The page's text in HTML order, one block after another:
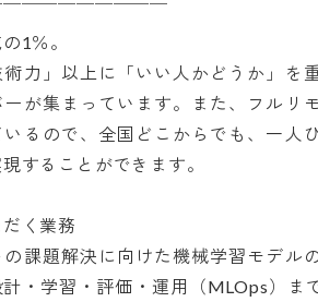
￣￣￣￣￣￣￣￣
1％。
力」以上に「いい人かどうか」を
ーが集まっています。また、フルリ
るので、全国どこからでも、一人
することができます。
く業務
の課題解決に向けた機械学習モデル
・学習・評価・運用（MLOps）ま